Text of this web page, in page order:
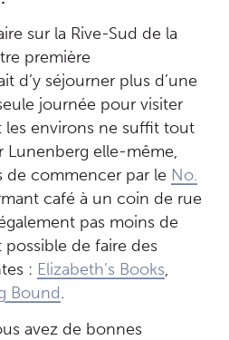
sur la Rive-Sud de la
première
d’y séjourner plus d’une
journée pour visiter
les environs ne suffit tout
Lunenberg elle-même,
commencer par le No.
café à un coin de rue
pas moins de
de faire des
: Elizabeth’s Books,
Bound.
avez de bonnes